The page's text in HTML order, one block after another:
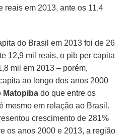
reais em 2013, ante os 11,4
do Brasil em 2013 foi de 26
12,9 mil reais, o pib per capita
mil em 2013 – porém,
ao longo dos anos 2000
Matopiba do que entre os
mesmo em relação ao Brasil.
crescimento de 281%
os anos 2000 e 2013, a região